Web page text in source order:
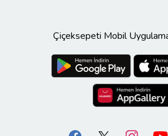
Çiçeksepeti Mobil